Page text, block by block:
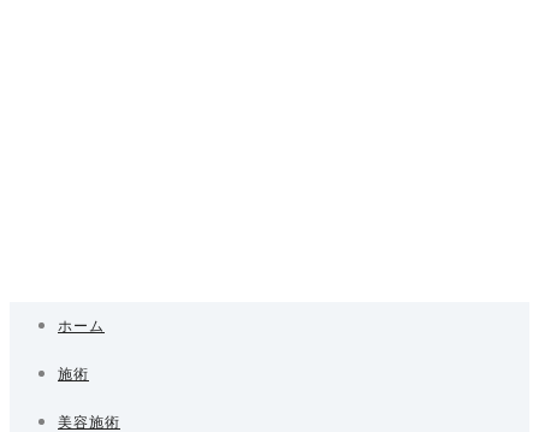
ホーム
施術
美容施術